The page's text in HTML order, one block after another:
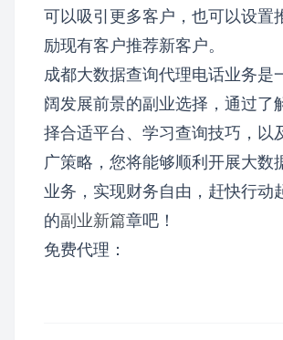
可以吸引更多客户，也可以设置
励现有客户推荐新客户。
成都大数据查询代理电话业务是
阔发展前景的副业选择，通过了
择合适平台、学习查询技巧，以
广策略，您将能够顺利开展大数
业务，实现财务自由，赶快行动
的副业新篇章吧！
免费代理：